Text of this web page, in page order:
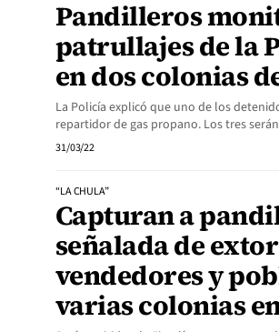
Pandilleros
patrullajes de la
en dos colonias
La Policía explicó que uno de los
repartidor de gas propano. Los tres
31/03/22
“LA CHULA”
Capturan a
señalada de
vendedores y
varias colonias